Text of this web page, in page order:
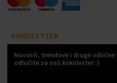
KOKULETTER
Novosti, trendove i druge
odlučite za naš kokuletter :)